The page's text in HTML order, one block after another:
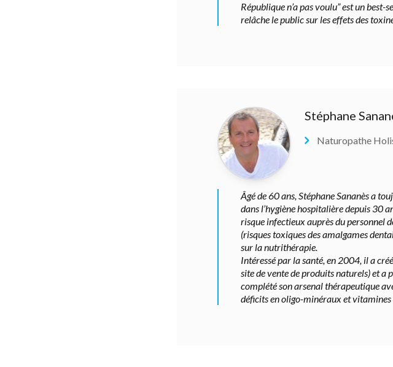
République n’a pas voulu” est un
relâche le public sur les effets des
Stéphane
Naturopathe
Âgé de 60 ans, Stéphane Sananès a
dans l’hygiène hospitalière depuis 30
risque infectieux auprès du personnel
(risques toxiques des amalgames
sur la nutrithérapie.
Intéressé par la santé, en 2004, il a
site de vente de produits naturels) et a
complété son arsenal thérapeutique
déficits en oligo-minéraux et